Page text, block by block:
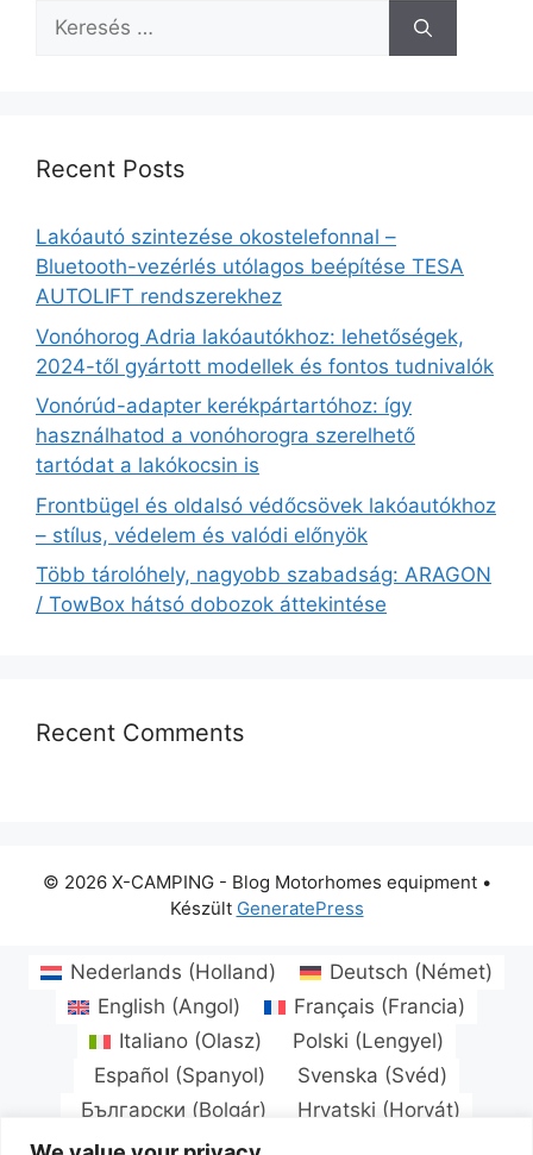
Keresés:
Recent Posts
Lakóautó szintezése okostelefonnal –
Bluetooth-vezérlés utólagos beépítése TESA
AUTOLIFT rendszerekhez
Vonóhorog Adria lakóautókhoz: lehetőségek,
2024-től gyártott modellek és fontos tudnivalók
Vonórúd-adapter kerékpártartóhoz: így
használhatod a vonóhorogra szerelhető
tartódat a lakókocsin is
Frontbügel és oldalsó védőcsövek lakóautókhoz
– stílus, védelem és valódi előnyök
Több tárolóhely, nagyobb szabadság: ARAGON
/ TowBox hátsó dobozok áttekintése
Recent Comments
© 2026 X-CAMPING - Blog Motorhomes equipment•
Készült GeneratePress
Nederlands (Holland) Deutsch (Német)
English (Angol) Français (Francia)
Italiano(Olasz) Polski (Lengyel)
Español (Spanyol) Svenska (Svéd)
Български (Bolgár) Hrvatski (Horvát)
Čeština (Cseh) Dansk